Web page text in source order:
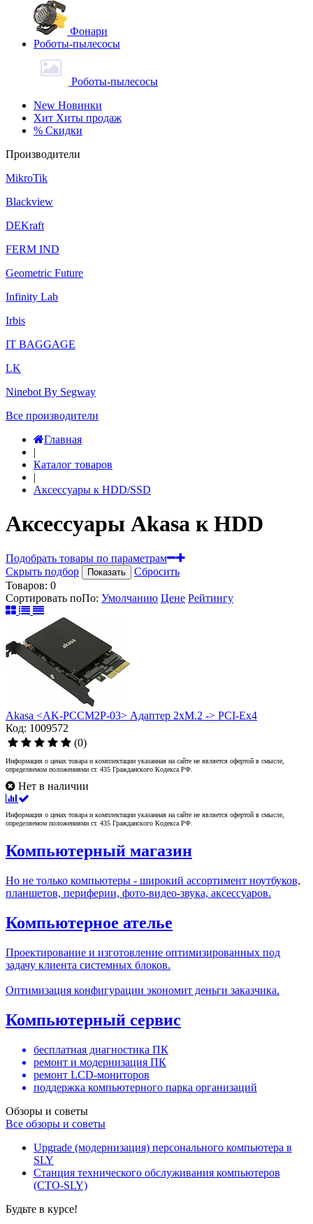
Фонари
Роботы-пылесосы
Роботы-пылесосы
New Новинки
Хит Хиты продаж
% Скидки
Производители
MikroTik
Blackview
DEKraft
FERM IND
Geometric Future
Infinity Lab
Irbis
IT BAGGAGE
LK
Ninebot By Segway
Все производители
Главная
|
Каталог товаров
|
Аксессуары к HDD/SSD
Аксессуары Akasa к HDD
Подобрать товары по параметрам
Скрыть подбор
Показать
Сбросить
Товаров: 0
Сортировать поПо: Умолчанию Цене Рейтингу
Akasa <AK-PCCM2P-03> Адаптер 2xM.2 -> PCI-Ex4
Код: 1009572
(0)
Информация о ценах товара и комплектации указанная на сайте не является офертой в смысле,
определяемом положениями ст. 435 Гражданского Кодекса РФ.
Нет в наличии
Информация о ценах товара и комплектации указанная на сайте не является офертой в смысле,
определяемом положениями ст. 435 Гражданского Кодекса РФ.
Компьютерный магазин
Но не только компьютеры - широкий ассортимент ноутбуков,
планшетов, периферии, фото-видео-звука, аксессуаров.
Компьютерное ателье
Проектирование и изготовление оптимизированных под
задачу клиента системных блоков.
Оптимизация конфигурации экономит деньги заказчика.
Компьютерный сервис
бесплатная диагностика ПК
ремонт и модернизация ПК
ремонт LCD-мониторов
поддержка компьютерного парка организаций
Обзоры и советы
Все обзоры и советы
Upgrade (модернизация) персонального компьютера в
SLY
Станция технического обслуживания компьютеров
(СТО-SLY)
Будьте в курсе!